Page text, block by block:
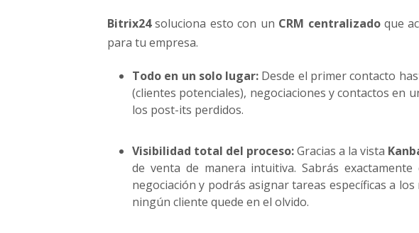
c
l
Bitrix24soluciona esto con un CRM centralizadoque
para tu empresa.
Todo en un solo lugar: Desde el primer contacto
(clientes potenciales), negociaciones y contactos en
los post-its perdidos.
Visibilidad total del proceso:Gracias a la vista
de venta de manera intuitiva. Sabrás
negociación y podrás asignar tareas específicas a
ningún cliente quede en el olvido.